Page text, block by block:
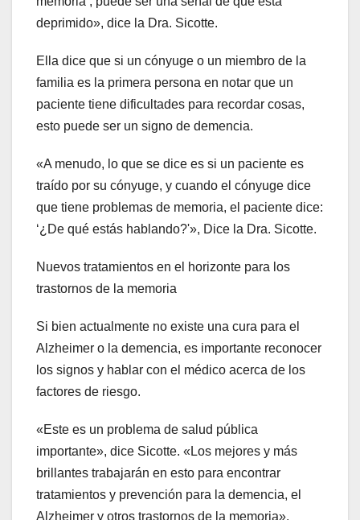
deprimido», dice la Dra. Sicotte.
Ella dice que si un cónyuge o un miembro de la
familia es la primera persona en notar que un
paciente tiene dificultades para recordar cosas,
esto puede ser un signo de demencia.
«A menudo, lo que se dice es si un paciente es
traído por su cónyuge, y cuando el cónyuge dice
que tiene problemas de memoria, el paciente dice:
‘¿De qué estás hablando?'», Dice la Dra. Sicotte.
Nuevos tratamientos en el horizonte para los
trastornos de la memoria
Si bien actualmente no existe una cura para el
Alzheimer o la demencia, es importante reconocer
los signos y hablar con el médico acerca de los
factores de riesgo.
«Este es un problema de salud pública
importante», dice Sicotte. «Los mejores y más
brillantes trabajarán en esto para encontrar
tratamientos y prevención para la demencia, el
Alzheimer y otros trastornos de la memoria».